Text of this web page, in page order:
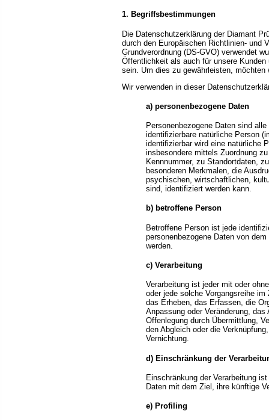
1. Begriffsbestimmungen
Die Datenschutzerklärung der Diamant
durch den Europäischen Richtlinien- und
Grundverordnung (DS-GVO) verwendet
Öffentlichkeit als auch für unsere
sein. Um dies zu gewährleisten,
Wir verwenden in dieser
a) personenbezogene Daten
Personenbezogene Daten sind
identifizierbare natürliche Person
identifizierbar wird eine natürliche
insbesondere mittels Zuordnung
Kennnummer, zu Standortdaten,
besonderen Merkmalen, die
psychischen, wirtschaftlichen,
sind, identifiziert werden kann.
b) betroffene Person
Betroffene Person ist jede
personenbezogene Daten von
werden.
c) Verarbeitung
Verarbeitung ist jeder mit oder
oder jede solche Vorgangsreihe
das Erheben, das Erfassen, die
Anpassung oder Veränderung,
Offenlegung durch Übermittlung,
den Abgleich oder die
Vernichtung.
d) Einschränkung der
Einschränkung der Verarbeitung
Daten mit dem Ziel, ihre künftige
e) Profiling